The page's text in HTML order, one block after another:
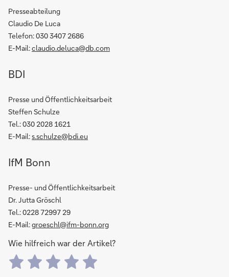
Presseabteilung
Claudio De Luca
Telefon: 030 3407 2686
E-Mail:claudio.deluca@db.com
BDI
Presse und Öffentlichkeitsarbeit
Steffen Schulze
Tel.: 030 2028 1621
E-Mail:s.schulze@bdi.eu
IfM Bonn
Presse- und Öffentlichkeitsarbeit
Dr. Jutta Gröschl
Tel.: 0228 72997 29
E-Mail:groeschl@ifm-bonn.org
Wie hilfreich war der Artikel?